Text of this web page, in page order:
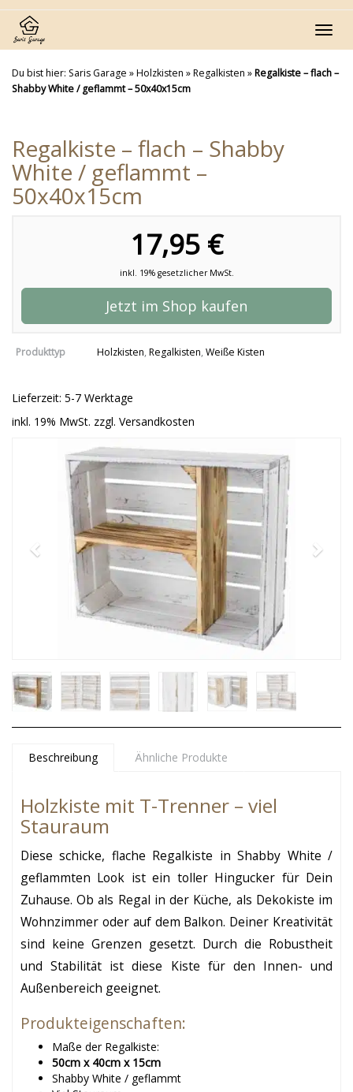
Skip
main
content
Du bist hier: Saris Garage »Holzkisten »Regalkisten »Regalkiste – flach –
Shabby White / geflammt – 50x40x15cm
Regalkiste – flach – Shabby
White / geflammt –
50x40x15cm
17,95 €
inkl. 19% gesetzlicher MwSt.
Jetzt im Shop kaufen
Produkttyp Holzkisten, Regalkisten, Weiße Kisten
Lieferzeit: 5-7 Werktage
inkl. 19% MwSt. zzgl. Versandkosten
Beschreibung Ähnliche Produkte
Holzkiste mit T-Trenner – viel
Stauraum
Diese schicke, flache Regalkiste in Shabby White /
geflammten Look ist ein toller Hingucker für Dein
Zuhause. Ob als Regal in der Küche, als Dekokiste im
Wohnzimmer oder auf dem Balkon. Deiner Kreativität
sind keine Grenzen gesetzt. Durch die Robustheit
und Stabilität ist diese Kiste für den Innen- und
Außenbereich geeignet.
Produkteigenschaften:
Maße der Regalkiste:
50cm x 40cm x 15cm
Shabby White / geflammt